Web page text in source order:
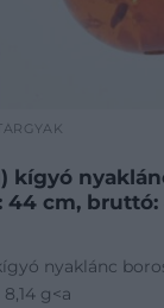
kígyó
44 cm, bruttó:
nyaklánc
g<a